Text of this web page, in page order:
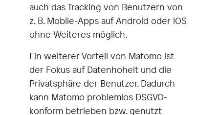
auch das Tracking von Benutzern von
z. B. Mobile-Apps auf Android oder iOS
ohne Weiteres möglich.
Ein weiterer Vorteil von Matomo ist
der Fokus auf Datenhoheit und die
Privatsphäre der Benutzer. Dadurch
kann Matomo problemlos DSGVO-
konform betrieben bzw. genutzt